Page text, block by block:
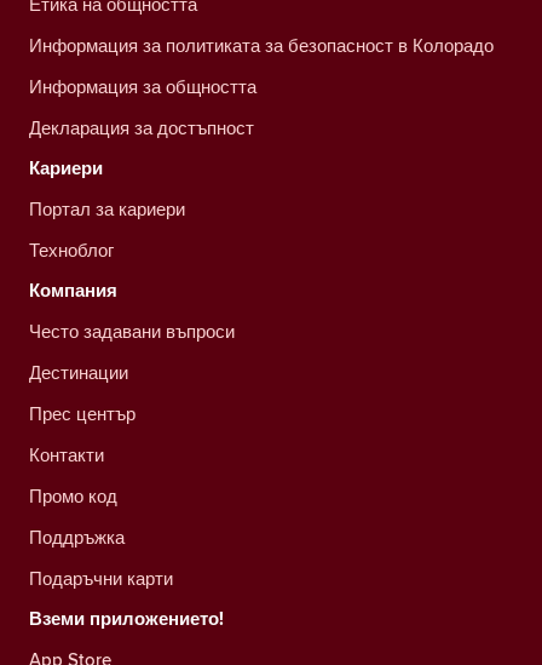
Информация за политиката за безопасност в Колорадо
Информация за общността
Декларация за достъпност
Кариери
Портал за кариери
Техноблог
Компания
Често задавани въпроси
Дестинации
Прес център
Контакти
Промо код
Поддръжка
Подаръчни карти
Вземи приложението!
App Store